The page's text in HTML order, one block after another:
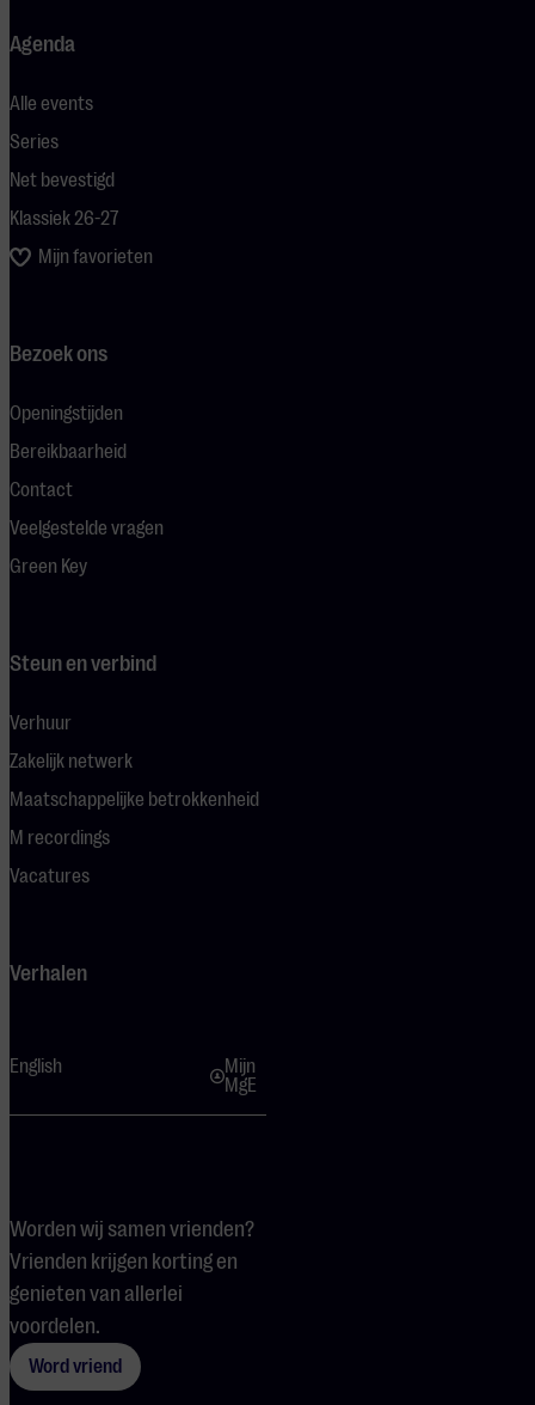
Agenda
Alle events
Series
Net bevestigd
Klassiek 26-27
Mijn favorieten
Bezoek ons
Openingstijden
Bereikbaarheid
Contact
Veelgestelde vragen
Green Key
Steun en verbind
Verhuur
Zakelijk netwerk
Maatschappelijke betrokkenheid
M recordings
Vacatures
Verhalen
English
Mijn
MgE
Worden wij samen vrienden?
Vrienden krijgen korting en
genieten van allerlei
voordelen.
Word vriend